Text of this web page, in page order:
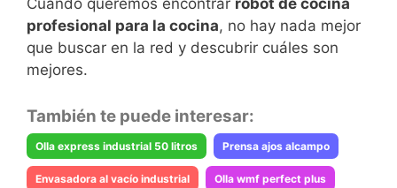
Cuando queremos encontrar robot de cocina
profesional para la cocina, no hay nada mejor
que buscar en la red y descubrir cuáles son
mejores.
También te puede interesar:
Olla express industrial 50 litros Prensa ajos alcampo
Envasadora al vacío industrial Olla wmf perfect plus